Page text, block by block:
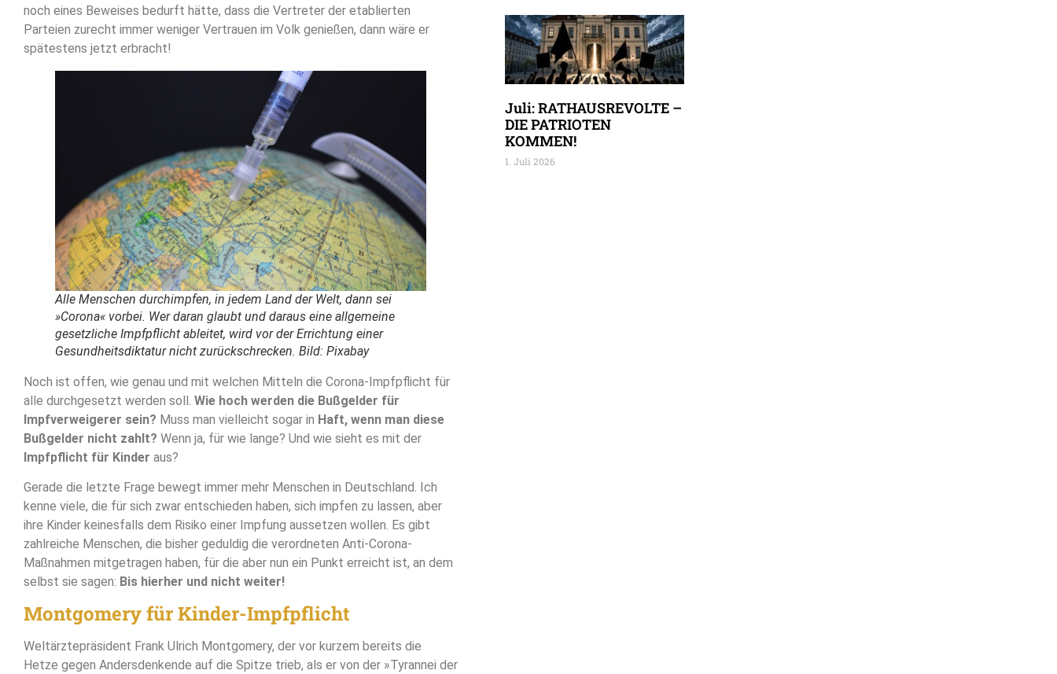
noch eines Beweises bedurft hätte, dass die Vertreter der etablierten
Parteien zurecht immer weniger Vertrauen im Volk genießen, dann wäre er
spätestens jetzt erbracht!
Alle Menschen durchimpfen, in jedem Land der Welt, dann sei
»Corona« vorbei. Wer daran glaubt und daraus eine allgemeine
gesetzliche Impfpflicht ableitet, wird vor der Errichtung einer
Gesundheitsdiktatur nicht zurückschrecken. Bild: Pixabay
Noch ist offen, wie genau und mit welchen Mitteln die Corona-Impfpflicht für
alle durchgesetzt werden soll. Wie hoch werden die Bußgelder für
Impfverweigerer sein? Muss man vielleicht sogar in Haft, wenn man diese
Bußgelder nicht zahlt? Wenn ja, für wie lange? Und wie sieht es mit der
Impfpflicht für Kinder aus?
Gerade die letzte Frage bewegt immer mehr Menschen in Deutschland. Ich
kenne viele, die für sich zwar entschieden haben, sich impfen zu lassen, aber
ihre Kinder keinesfalls dem Risiko einer Impfung aussetzen wollen. Es gibt
zahlreiche Menschen, die bisher geduldig die verordneten Anti-Corona-
Maßnahmen mitgetragen haben, für die aber nun ein Punkt erreicht ist, an dem
selbst sie sagen: Bis hierher und nicht weiter!
Montgomery für Kinder-Impfpflicht
Weltärztepräsident Frank Ulrich Montgomery, der vor kurzem bereits die
Hetze gegen Andersdenkende auf die Spitze trieb, als er von der »Tyrannei der
Juli: RATHAUSREVOLTE –
DIE PATRIOTEN
KOMMEN!
1. Juli 2026